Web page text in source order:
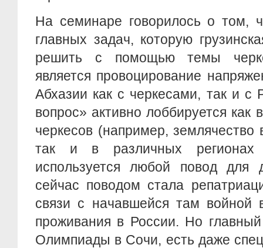
На семинаре говорилось о том,
главных задач, которую
решить с помощью темы
является провоцирование
Абхазии как с черкесами, так и с
вопрос» активно лоббируется как
черкесов (например,
так и в различных
используется любой повод для
сейчас поводом стала
связи с начавшейся там войной
проживания в России. Но
Олимпиады в Сочи, есть даже